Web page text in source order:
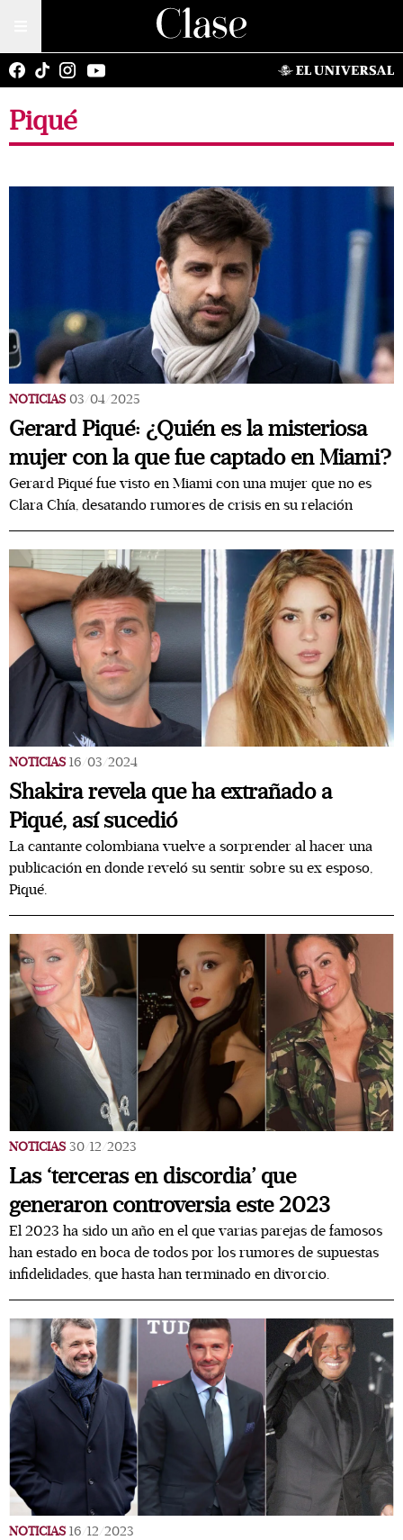
Piqué
NOTICIAS 03/04/2025
Gerard Piqué: ¿Quién es la misteriosa
mujer con la que fue captado en Miami?
Gerard Piqué fue visto en Miami con una mujer que no es
Clara Chía, desatando rumores de crisis en su relación
NOTICIAS 16/03/2024
Shakira revela que ha extrañado a
Piqué, así sucedió
La cantante colombiana vuelve a sorprender al hacer una
publicación en donde reveló su sentir sobre su ex esposo,
Piqué.
NOTICIAS 30/12/2023
Las ‘terceras en discordia’ que
generaron controversia este 2023
El 2023 ha sido un año en el que varias parejas de famosos
han estado en boca de todos por los rumores de supuestas
infidelidades, que hasta han terminado en divorcio.
NOTICIAS 16/12/2023